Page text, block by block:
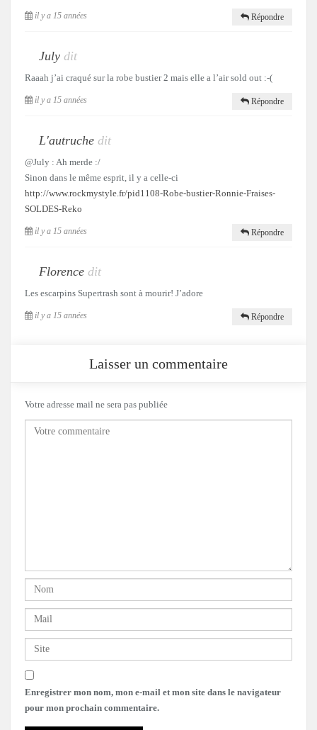
il y a 15 années Répondre
July dit
Raaah j’ai craqué sur la robe bustier 2 mais elle a l’air sold out :-(
il y a 15 années Répondre
L'autruche dit
@July : Ah merde :/
Sinon dans le même esprit, il y a celle-ci
http://www.rockmystyle.fr/pid1108-Robe-bustier-Ronnie-Fraises-
SOLDES-Reko
il y a 15 années Répondre
Florence dit
Les escarpins Supertrash sont à mourir! J’adore
il y a 15 années Répondre
Laisser un commentaire
Votre adresse mail ne sera pas publiée
Enregistrer mon nom, mon e-mail et mon site dans le navigateur
pour mon prochain commentaire.